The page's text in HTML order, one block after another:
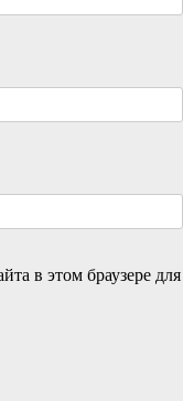
в этом браузере для